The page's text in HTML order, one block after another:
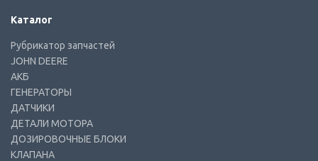
Каталог
Рубрикатор запчастей
JOHN DEERE
АКБ
ГЕНЕРАТОРЫ
ДАТЧИКИ
ДЕТАЛИ МОТОРА
ДОЗИРОВОЧНЫЕ БЛОКИ
КЛАПАНА